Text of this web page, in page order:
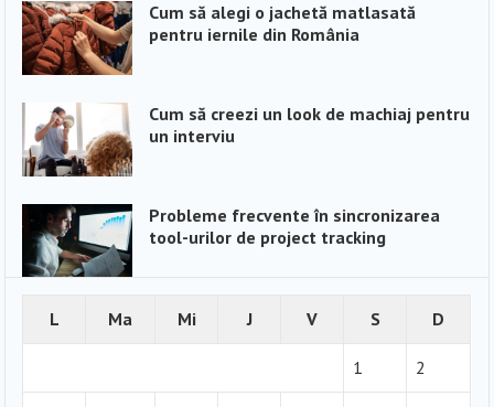
Cum să alegi o jachetă matlasată
pentru iernile din România
Cum să creezi un look de machiaj pentru
un interviu
Probleme frecvente în sincronizarea
tool-urilor de project tracking
L Ma Mi J V S D
1 2